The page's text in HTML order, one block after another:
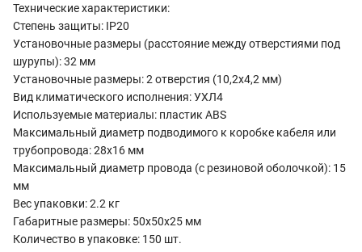
Технические характеристики:
Степень защиты: IP20
Установочные размеры (расстояние между отверстиями под
шурупы): 32 мм
Установочные размеры: 2 отверстия (10,2х4,2 мм)
Вид климатического исполнения: УХЛ4
Используемые материалы: пластик ABS
Максимальный диаметр подводимого к коробке кабеля или
трубопровода: 28х16 мм
Максимальный диаметр провода (с резиновой оболочкой): 15
мм
Вес упаковки: 2.2 кг
Габаритные размеры: 50х50х25 мм
Количество в упаковке: 150 шт.